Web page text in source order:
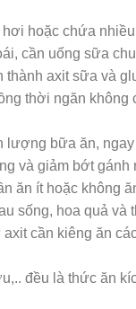
hoặc chứa
cần uống sữa
axit sữa và
thời ngăn
bữa ăn,
và giảm bớt gánh
ăn ít hoặc không
sống, hoa quả và
cần kiêng ăn
đều là thức ăn